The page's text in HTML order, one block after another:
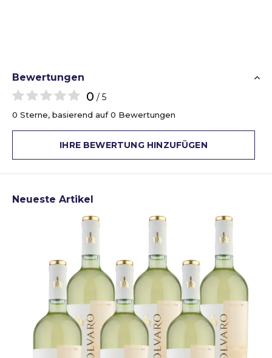
Bewertungen
0 / 5
0 Sterne, basierend auf 0 Bewertungen
IHRE BEWERTUNG HINZUFÜGEN
Neueste Artikel